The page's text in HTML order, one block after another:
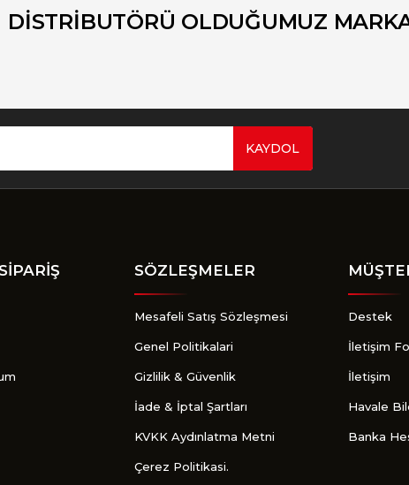
Yorum Yaz
DİSTRİBUTÖRÜ OLDUĞUMUZ
KAYDOL
SÖZLEŞMELER
Mesafeli Satış Sözleşmesi
Genel Politikalari
Gizlilik & Güvenlik
İade & İptal Şartları
KVKK Aydınlatma Metni
Çerez Politikasi.
Destek
İletişim
İletişim
Havale
Banka